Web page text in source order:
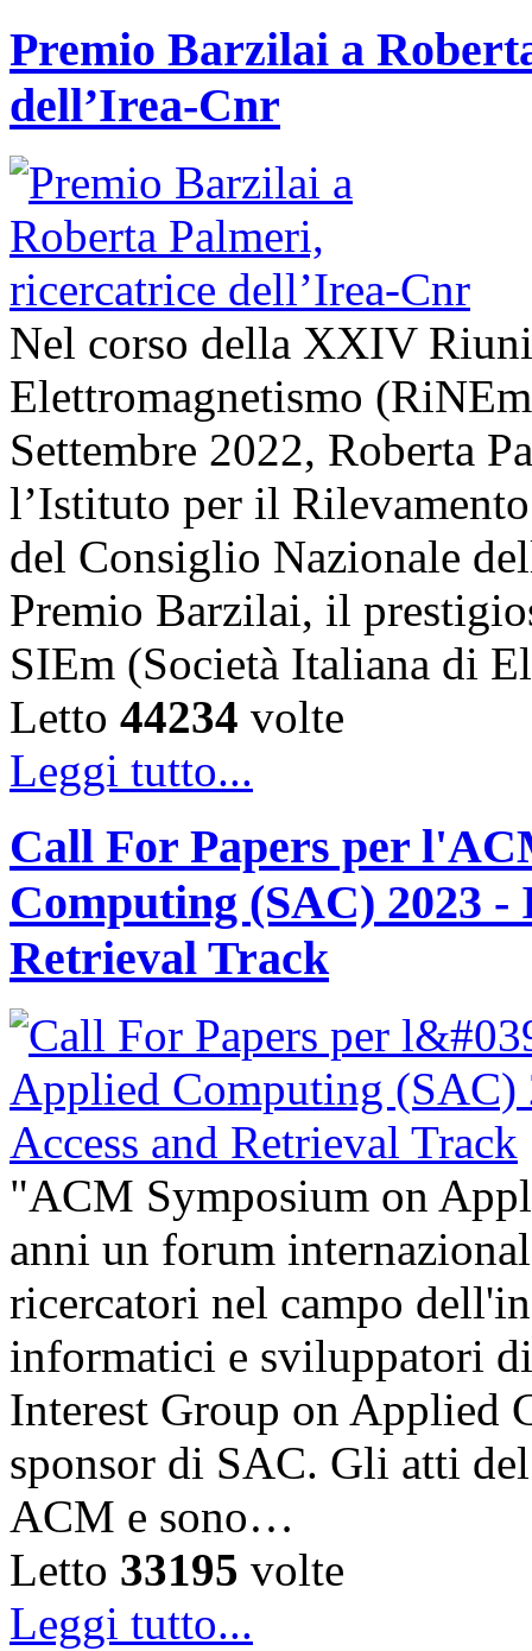
Premio Barzilai a
dell’Irea-Cnr
Nel corso della XXIV
Elettromagnetismo
Settembre 2022, Roberta
l’Istituto per il
del Consiglio Nazionale
Premio Barzilai, il
SIEm (Società Italiana di
Letto 44234 volte
Leggi tutto...
Call For Papers per
Computing (SAC) 2023
Retrieval Track
"ACM Symposium on
anni un forum
ricercatori nel campo
informatici e sviluppatori
Interest Group on Applied
sponsor di SAC. Gli atti
ACM e sono…
Letto 33195 volte
Leggi tutto...